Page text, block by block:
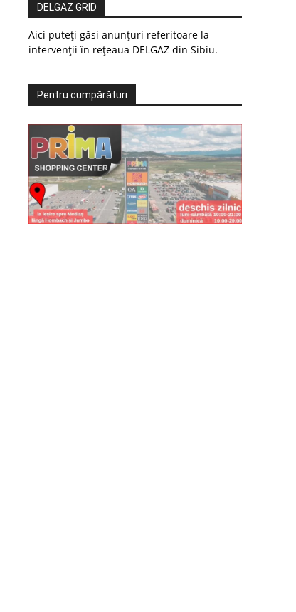
DELGAZ GRID
Aici puteți găsi anunțuri referitoare la
intervenții în rețeaua DELGAZ din Sibiu.
Pentru cumpărături